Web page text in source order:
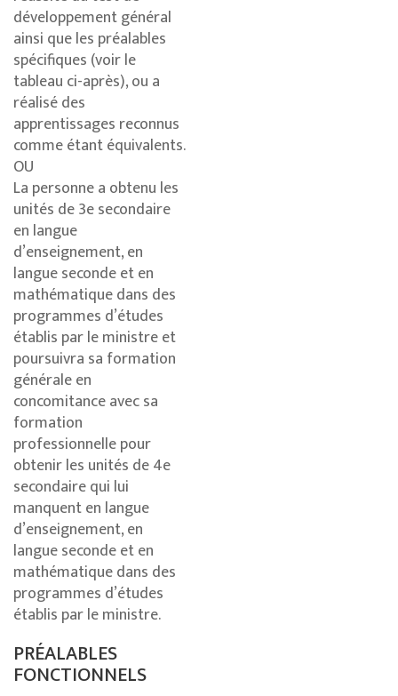
développement général
ainsi que les préalables
spécifiques (voir le
tableau ci-après), ou a
réalisé des
apprentissages reconnus
comme étant équivalents.
OU
La personne a obtenu les
unités de 3e secondaire
en langue
d’enseignement, en
langue seconde et en
mathématique dans des
programmes d’études
établis par le ministre et
poursuivra sa formation
générale en
concomitance avec sa
formation
professionnelle pour
obtenir les unités de 4e
secondaire qui lui
manquent en langue
d’enseignement, en
langue seconde et en
mathématique dans des
programmes d’études
établis par le ministre.
PRÉALABLES
FONCTIONNELS